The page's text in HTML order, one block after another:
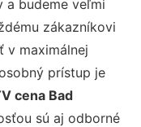
a budeme veľmi
zákazníkovi
v maximálnej
prístup je
cena Bad
sú aj odborné